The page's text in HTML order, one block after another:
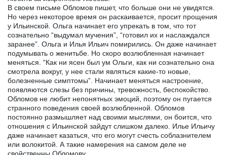
В своем письме Обломов пишет, что больше они не увидятся.
Но через некоторое время он раскаивается, просит прощения
у Ильинской. Ольга начинает его упрекать в том, что тот
сознательно “выдумал мучения”, “готовил их и наслаждался
заранее”. Ольга и Илья Ильич помирились. Он даже начинает
подумывать о женитьбе. Но скоро возлюбленная начинает
меняться. “Как ни ясен был ум Ольги, как ни сознательно она
смотрела вокруг, у нее стали являться какие-то новые,
болезненные симптомы”. Начинает меняться настроение,
появляются слезы без причины, тревожность, беспокойство.
Обломов не любит непонятных эмоций, поэтому он пугается
странного поведения своей возлюбленной. Обломов
постоянно размышляет над своими мыслями, он боится, что
отношения с Ильинской зайдут слишком далеко. Илье Ильичу
даже начинает казаться, что его могут счесть соблазнителем
или волокитой. А такие намерения на самом деле не
свойственны Обломову.